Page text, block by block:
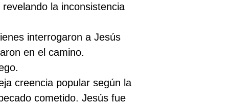
la inconsistencia
interrogaron a Jesús
en el camino.
creencia popular según la
cometido. Jesús fue